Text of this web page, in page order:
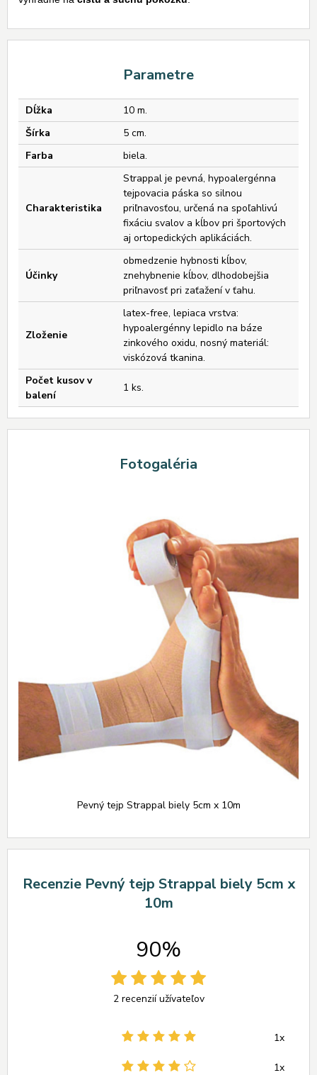
Parametre
Dĺžka
10 m.
Šírka
5 cm.
Farba
biela.
Charakteristika
Strappal je pevná, hypoalergénna
tejpovacia páska so silnou
priľnavosťou, určená na spoľahlivú
fixáciu svalov a kĺbov pri športových
aj ortopedických aplikáciách.
Účinky
obmedzenie hybnosti kĺbov,
znehybnenie kĺbov, dlhodobejšia
priľnavosť pri zaťažení v ťahu.
Zloženie
latex-free, lepiaca vrstva:
hypoalergénny lepidlo na báze
zinkového oxidu, nosný materiál:
viskózová tkanina.
Počet kusov v
balení
1 ks.
Fotogaléria
Pevný tejp Strappal biely 5cm x 10m
Recenzie Pevný tejp Strappal biely 5cm x
10m
90%
2 recenzií užívateľov
1x
1x